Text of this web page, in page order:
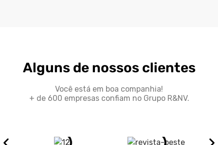
Alguns de nossos clientes
Você está em boa companhia!
+ de 600 empresas confiam no Grupo R&NV.